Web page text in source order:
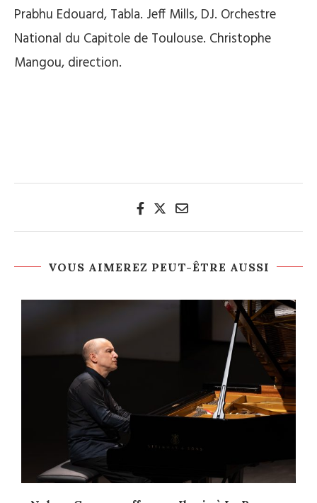
Prabhu Edouard, Tabla. Jeff Mills, DJ. Orchestre
National du Capitole de Toulouse. Christophe
Mangou, direction.
VOUS AIMEREZ PEUT-ÊTRE AUSSI